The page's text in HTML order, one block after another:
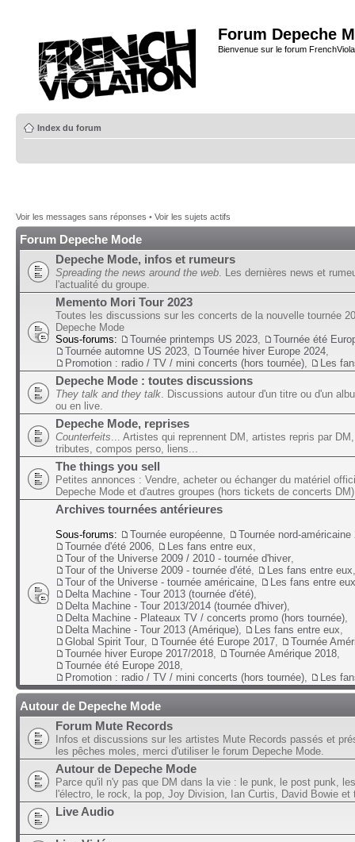
Forum Depeche
Bienvenue sur le forum
Index du forum
Voir les messages sans réponses • Voir les sujets actifs
Forum Depeche Mode
Depeche Mode, infos et rumeurs
Spreading the news around the web . Les dernières news et
l'actualité du groupe.
Memento Mori Tour 2023
Toutes les discussions sur les concerts de la nouvelle tournée
Depeche Mode
Sous-forums:
Tournée printemps US 2023
Tournée été
Tournée automne US 2023
Tournée hiver Europe 2024
Promotion : radio / TV / mini concerts (hors tournée)
Les
Depeche Mode : toutes discussions
They talk and they talk . Discussions autour d'un titre ou d'un
ou en live.
Depeche Mode, reprises
Counterfeits ... Artistes qui reprennent DM, artistes repris par
tributes, compos perso, liens...
The things you sell
Petites annonces : Vendre, acheter ou échanger du matériel
Depeche Mode et d'autres groupes (hors tickets de concerts DM)
Archives tournées antérieures
Sous-forums: Tournée européenne
Tournée nord-américaine
Tournée d'été 2006
Les fans entre eux
Tour of the Universe 2009 / 2010 - tournée d'hiver
Tour of the Universe 2009 - tournée d'été
Les fans entre eux
Tour of the Universe - tournée américaine
Les fans entre eux
Delta Machine - Tour 2013 (tournée d'été)
Delta Machine - Tour 2013/2014 (tournée d'hiver)
Delta Machine - Plateaux TV / concerts promo (hors tournée)
Delta Machine - Tour 2013 (Amérique)
Les fans entre eux
Global Spirit Tour
Tournée été Europe 2017
Tournée
Tournée hiver Europe 2017/2018
Tournée Amérique 2018
Tournée été Europe 2018
Promotion : radio / TV / mini concerts (hors tournée)
Les
Autour de Depeche Mode
Forum Mute Records
Infos et discussions sur les artistes Mute Records passés et
les pêches moles, merci d'utiliser le forum Depeche Mode.
Autour de Depeche Mode
Parce qu'il n'y pas que DM dans la vie : le punk, le post punk,
l'électro, le rock, la pop, Joy Division, Ian Curtis, David Bowie et
Live Audio